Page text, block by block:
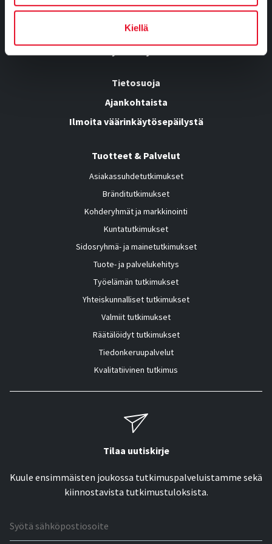
Kiellä
Yhteystiedot
Osaamisemme
Tietosuoja
Ajankohtaista
Ilmoita väärinkäytösepäilystä
Tuotteet & Palvelut
Asiakassuhdetutkimukset
Bränditutkimukset
Kohderyhmät ja markkinointi
Kuntatutkimukset
Sidosryhmä- ja mainetutkimukset
Tuote- ja palvelukehitys
Työelämän tutkimukset
Yhteiskunnalliset tutkimukset
Valmiit tutkimukset
Räätälöidyt tutkimukset
Tiedonkeruupalvelut
Kvalitatiivinen tutkimus
Tilaa uutiskirje
Kuule ensimmäisten joukossa tutkimuspalveluistamme sekä
kiinnostavista tutkimustuloksista.